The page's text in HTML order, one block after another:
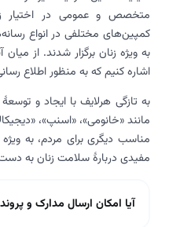
متخصص و عمومی در اختیار
کمپین‌های مختلفی در انواع
به ویژه زنان برگزار شدند. از
اشاره کنیم که به منظور اطلاع
به تازگی هرلایف با ایجاد و
مانند «خانومی»، «اسنپ»،
مناسب دیگری برای مردم، به
مفیدی دربارۀ سلامت زنان به
آیا امکان ارسال مدارک و